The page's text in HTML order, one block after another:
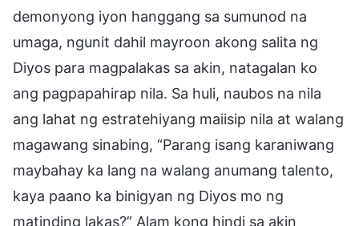
demonyong iyon hanggang sa sumunod na
umaga, ngunit dahil mayroon akong salita ng
Diyos para magpalakas sa akin, natagalan ko
ang pagpapahirap nila. Sa huli, naubos na nila
ang lahat ng estratehiyang maiisip nila at walang
magawang sinabing, “Parang isang karaniwang
maybahay ka lang na walang anumang talento,
kaya paano ka binigyan ng Diyos mo ng
matinding lakas?” Alam kong hindi sa akin